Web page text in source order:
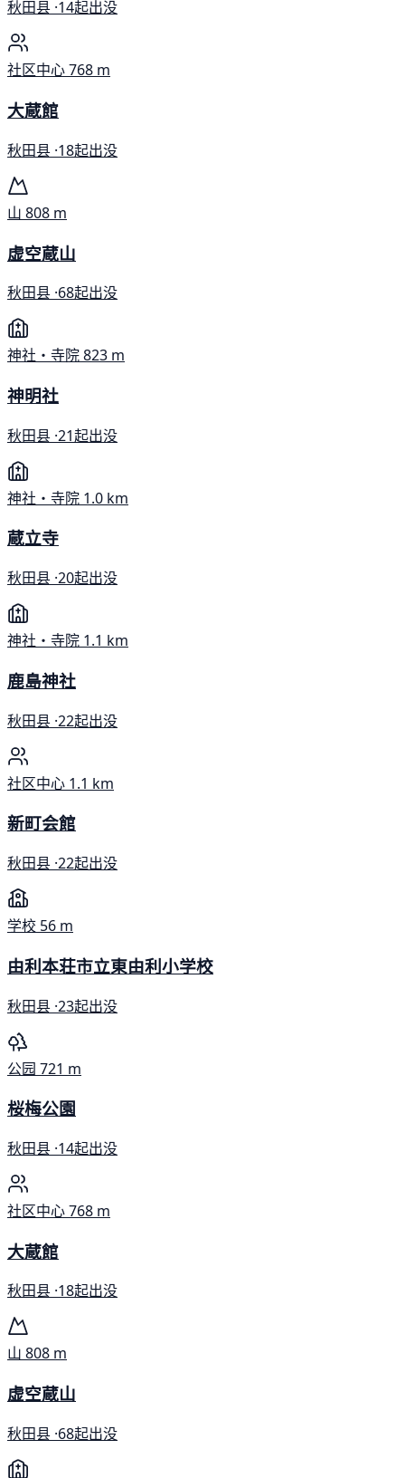
秋田县 ·14起出没
社区中心768 m
大蔵館
秋田县 ·18起出没
山 808 m
虚空蔵山
秋田县 ·68起出没
神社・寺院823 m
神明社
秋田县 ·21起出没
神社・寺院 1.0 km
蔵立寺
秋田县 ·20起出没
神社・寺院 1.1 km
鹿島神社
秋田县 ·22起出没
社区中心 1.1 km
新町会館
秋田县 ·22起出没
学校 56 m
由利本荘市立東由利小学校
秋田县 ·23起出没
公园 721 m
桜梅公園
秋田县 ·14起出没
社区中心768 m
大蔵館
秋田县 ·18起出没
山 808 m
虚空蔵山
秋田县 ·68起出没